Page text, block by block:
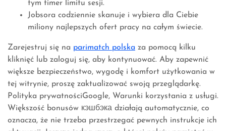
tym timer limitu sesji.
Jobsora codziennie skanuje i wybiera dla Ciebie
miliony najlepszych ofert pracy na całym świecie.
Zarejestruj się na parimatch polska za pomocą kilku
kliknięć lub zaloguj się, aby kontynuować. Aby zapewnić
większe bezpieczeństwo, wygodę i komfort użytkowania w
tej witrynie, proszę zaktualizować swoją przeglądarkę.
Polityka prywatnościGoogle, Warunki korzystania z usługi.
Większość bonusów кэшбэка działają automatycznie, co
oznacza, że nie trzeba przestrzegać pewnych instrukcje ich